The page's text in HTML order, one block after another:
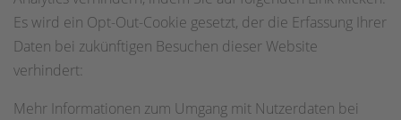
Es wird ein Opt-Out-Cookie gesetzt, der die Erfassung Ihrer
Daten bei zukünftigen Besuchen dieser Website
verhindert:
Mehr Informationen zum Umgang mit Nutzerdaten bei